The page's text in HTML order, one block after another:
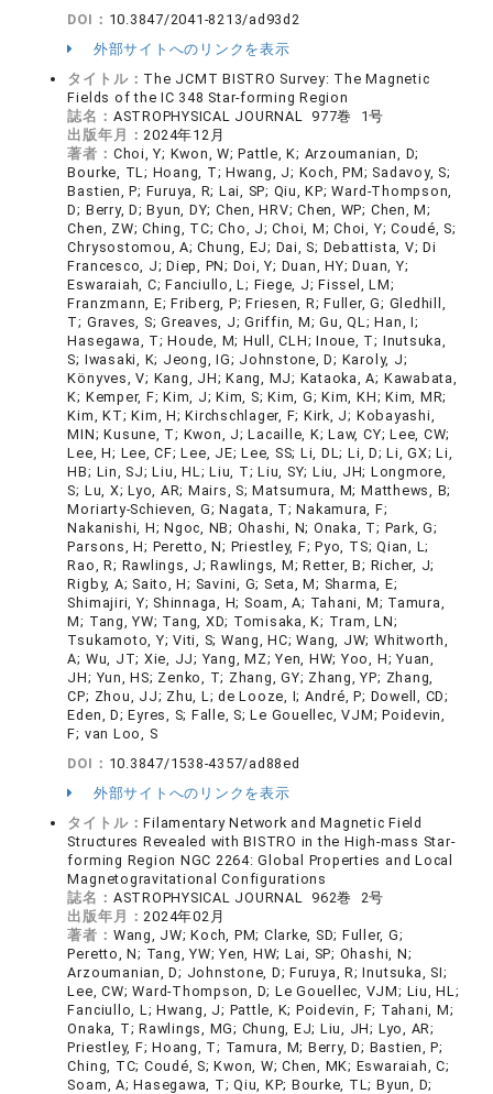
DOI： 10.3847/2041-8213/ad93d2
外部サイトへのリンクを表示
タイトル： The JCMT BISTRO Survey: The Magnetic
Fields of the IC 348 Star-forming Region
誌名： ASTROPHYSICAL JOURNAL 977巻 1号
出版年月：2024年12月
著者： Choi, Y; Kwon, W; Pattle, K; Arzoumanian, D;
Bourke, TL; Hoang, T; Hwang, J; Koch, PM; Sadavoy, S;
Bastien, P; Furuya, R; Lai, SP; Qiu, KP; Ward-Thompson,
D; Berry, D; Byun, DY; Chen, HRV; Chen, WP; Chen, M;
Chen, ZW; Ching, TC; Cho, J; Choi, M; Choi, Y; Coudé, S;
Chrysostomou, A; Chung, EJ; Dai, S; Debattista, V; Di
Francesco, J; Diep, PN; Doi, Y; Duan, HY; Duan, Y;
Eswaraiah, C; Fanciullo, L; Fiege, J; Fissel, LM;
Franzmann, E; Friberg, P; Friesen, R; Fuller, G; Gledhill,
T; Graves, S; Greaves, J; Griffin, M; Gu, QL; Han, I;
Hasegawa, T; Houde, M; Hull, CLH; Inoue, T; Inutsuka,
S; Iwasaki, K; Jeong, IG; Johnstone, D; Karoly, J;
Könyves, V; Kang, JH; Kang, MJ; Kataoka, A; Kawabata,
K; Kemper, F; Kim, J; Kim, S; Kim, G; Kim, KH; Kim, MR;
Kim, KT; Kim, H; Kirchschlager, F; Kirk, J; Kobayashi,
MIN; Kusune, T; Kwon, J; Lacaille, K; Law, CY; Lee, CW;
Lee, H; Lee, CF; Lee, JE; Lee, SS; Li, DL; Li, D; Li, GX; Li,
HB; Lin, SJ; Liu, HL; Liu, T; Liu, SY; Liu, JH; Longmore,
S; Lu, X; Lyo, AR; Mairs, S; Matsumura, M; Matthews, B;
Moriarty-Schieven, G; Nagata, T; Nakamura, F;
Nakanishi, H; Ngoc, NB; Ohashi, N; Onaka, T; Park, G;
Parsons, H; Peretto, N; Priestley, F; Pyo, TS; Qian, L;
Rao, R; Rawlings, J; Rawlings, M; Retter, B; Richer, J;
Rigby, A; Saito, H; Savini, G; Seta, M; Sharma, E;
Shimajiri, Y; Shinnaga, H; Soam, A; Tahani, M; Tamura,
M; Tang, YW; Tang, XD; Tomisaka, K; Tram, LN;
Tsukamoto, Y; Viti, S; Wang, HC; Wang, JW; Whitworth,
A; Wu, JT; Xie, JJ; Yang, MZ; Yen, HW; Yoo, H; Yuan,
JH; Yun, HS; Zenko, T; Zhang, GY; Zhang, YP; Zhang,
CP; Zhou, JJ; Zhu, L; de Looze, I; André, P; Dowell, CD;
Eden, D; Eyres, S; Falle, S; Le Gouellec, VJM; Poidevin,
F; van Loo, S
DOI： 10.3847/1538-4357/ad88ed
外部サイトへのリンクを表示
タイトル：Filamentary Network and Magnetic Field
Structures Revealed with BISTRO in the High-mass Star-
forming Region NGC 2264: Global Properties and Local
Magnetogravitational Configurations
誌名： ASTROPHYSICAL JOURNAL 962巻 2号
出版年月：2024年02月
著者： Wang, JW; Koch, PM; Clarke, SD; Fuller, G;
Peretto, N; Tang, YW; Yen, HW; Lai, SP; Ohashi, N;
Arzoumanian, D; Johnstone, D; Furuya, R; Inutsuka, SI;
Lee, CW; Ward-Thompson, D; Le Gouellec, VJM; Liu, HL;
Fanciullo, L; Hwang, J; Pattle, K; Poidevin, F; Tahani, M;
Onaka, T; Rawlings, MG; Chung, EJ; Liu, JH; Lyo, AR;
Priestley, F; Hoang, T; Tamura, M; Berry, D; Bastien, P;
Ching, TC; Coudé, S; Kwon, W; Chen, MK; Eswaraiah, C;
Soam, A; Hasegawa, T; Qiu, KP; Bourke, TL; Byun, D;